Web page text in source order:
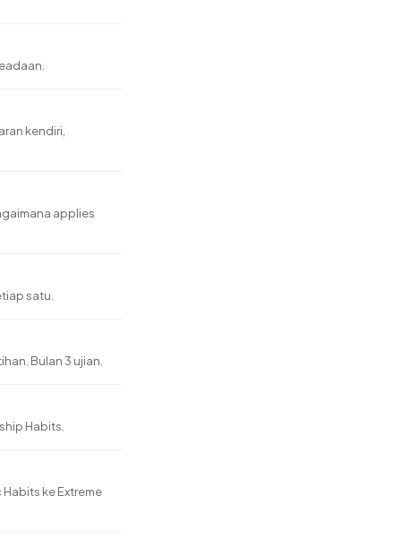
kendiri,
applies
satu.
Bulan 3 ujian.
Habits.
ke Extreme